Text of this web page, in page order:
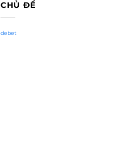
CHỦ ĐỀ
debet